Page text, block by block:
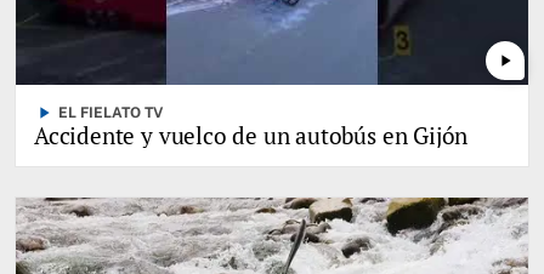
play_arrow
play_arrow EL FIELATO TV
Accidente y vuelco de un autobús en Gijón